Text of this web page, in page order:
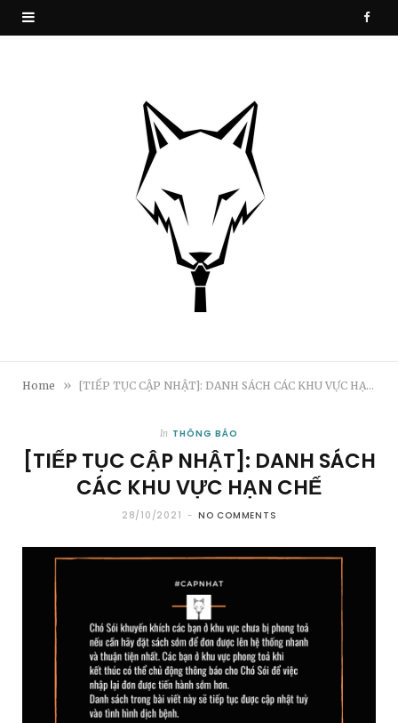
F
Home » [TIẾP TỤC CẬP NHẬT]: DANH SÁCH CÁC KHU VỰC HẠN CHẾ
In THÔNG BÁO
[TIẾP TỤC CẬP NHẬT]: DANH SÁCH
CÁC KHU VỰC HẠN CHẾ
28/10/2021 NO COMMENTS